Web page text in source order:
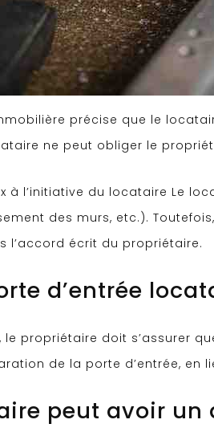
précise que le
ne peut obliger le
à l’initiative du locataire Le
des murs, etc.).
l’accord écrit du propriétaire.
d’entrée
propriétaire doit s’assurer
de la porte d’entrée,
peut avoir un